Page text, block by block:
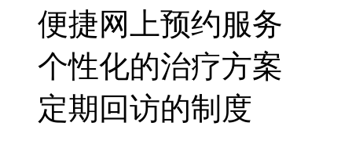
便捷网上预约服务
个性化的治疗方案
定期回访的制度